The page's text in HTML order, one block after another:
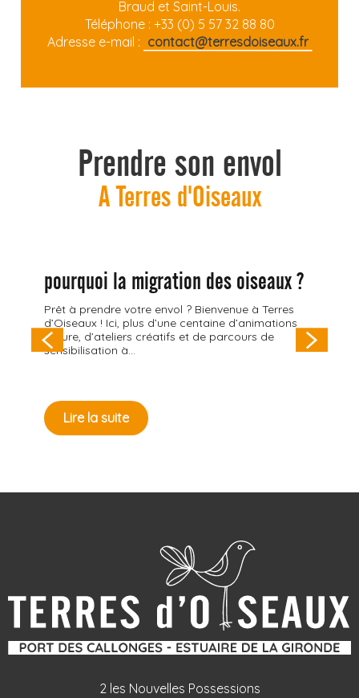
Braud et Saint-Louis.
Téléphone : +33 (0) 5 57 32 88 80
Adresse e-mail : contact@terresdoiseaux.fr
Prendre son envol
A Terres d'Oiseaux
pourquoi la migration des oiseaux ?
Prêt à prendre votre envol ? Bienvenue à Terres
d’Oiseaux ! Ici, plus d’une centaine d’animations
nature, d’ateliers créatifs et de parcours de
sensibilisation à...
Lire la suite
2 les Nouvelles Possessions